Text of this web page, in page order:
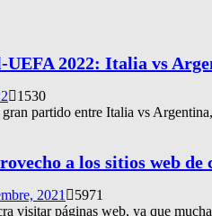
UEFA 2022: Italia vs
1530
partido entre Italia vs
a los sitios web de
2021
5971
visitar páginas web, ya que